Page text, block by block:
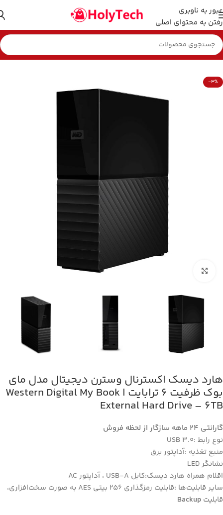
عبور به ناوبری
رفتن به محتوای اصلی
خانه هارد و فلش مموری
-3%
هارد دیسک اکسترنال وسترن دیجیتال مدل مای
بوک ظرفیت 6 ترابایت ا Western Digital My Book
External Hard Drive – 6TB
گارانتی 24 ماهه سازگار از لحظه فروش
نوع رابط :USB 3.0
منبع تغذیه :آداپتور برق
نشانگر LED
اقلام همراه هارد دیسک:کابل USB-A ، آداپتور AC
سایر قابلیت‌ها :قابلیت رمزگذاری 256 بیتی AES به صورت سخت‌افزاری،
قابلیت Backup